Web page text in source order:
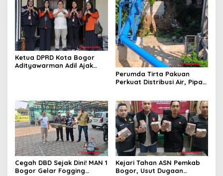
Ketua DPRD Kota Bogor
Adityawarman Adil Ajak
Perumda Tirta Pakuan
Perkuat Distribusi Air, Pipa
Cegah DBD Sejak Dini! MAN 1
Bogor Gelar Fogging
Kejari Tahan ASN Pemkab
Bogor, Usut Dugaan